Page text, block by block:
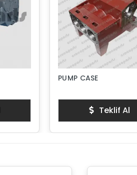
PUMP CASE
Teklif Al